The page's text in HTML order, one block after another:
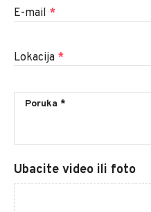
E-mail *
Lokacija *
Ubacite video ili foto